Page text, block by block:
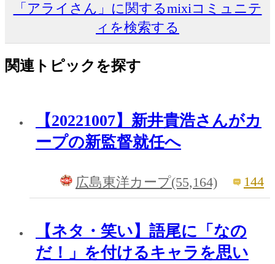
「アライさん」に関するmixiコミュニテ
ィを検索する
関連トピックを探す
【20221007】新井貴浩さんがカ
ープの新監督就任へ
広島東洋カープ(55,164) 144
【ネタ・笑い】語尾に「なの
だ！」を付けるキャラを思い